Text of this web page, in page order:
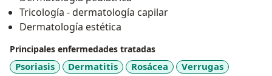
Tricología - dermatología capilar
Dermatología estética
Principales enfermedades tratadas
Psoriasis Dermatitis Rosácea
Verrugas